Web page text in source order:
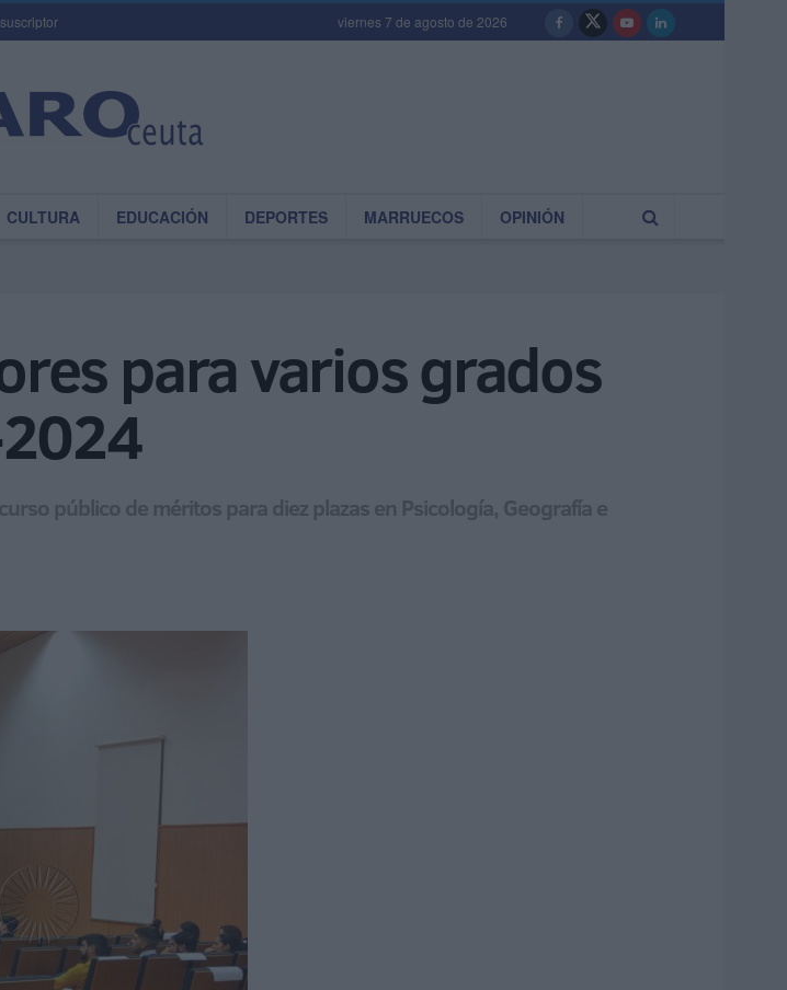
viernes 7 de agosto de 2026
CULTURA EDUCACIÓN DEPORTES MARRUECOS OPINIÓN
para varios grados
público de méritos para diez plazas en Psicología, Geografía e